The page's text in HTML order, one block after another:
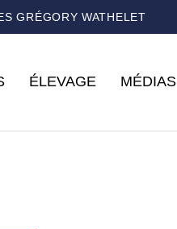
GRÉGORY WATHELET
ÉLEVAGE MÉDIAS